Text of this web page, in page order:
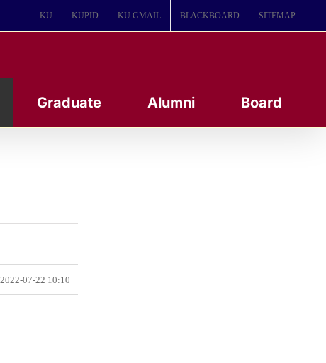
KU KUPID KU GMAIL BLACKBOARD SITEMAP
Graduate Alumni Board
2022-07-22 10:10